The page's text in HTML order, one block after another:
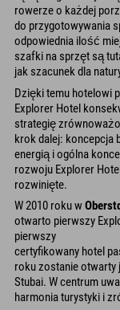
rowerze o każdej
do przygotowywania
odpowiednia ilość
szafki na sprzęt są
jak szacunek dla
Dzięki temu hotelowi
Explorer Hotel
strategię
krok dalej: koncepcja
energią i ogólna
rozwoju Explorer
rozwinięte.
W 2010 roku w
otwarto pierwszy
pierwszy
certyfikowany hotel
roku zostanie otwarty
Stubai. W centrum
harmonia turystyki i